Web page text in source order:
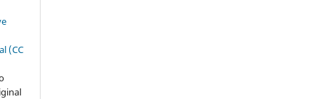
(CC